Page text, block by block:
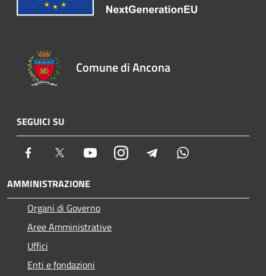
Comune di Ancona
SEGUICI SU
Facebook Twitter YoutubeInstagram Telegram
AMMINISTRAZIONE
Organi di Governo
Aree Amministrative
Uffici
Enti e fondazioni